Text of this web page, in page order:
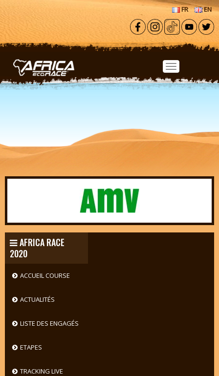
Aller au contenu principal
FR EN
AFRICA RACE
2020
ACCUEIL COURSE
ACTUALITÉS
LISTE DES ENGAGÉS
ETAPES
TRACKING LIVE